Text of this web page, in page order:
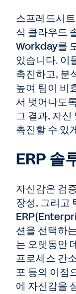
스프레드시
식 클라우드
Workday를
있습니다. 이
촉진하고, 분
높여 팀이 비
서 벗어나도
그 결과, 자
촉진할 수 있
ERP 솔
자신감은 검
장성, 그리고
션을 선택하
는 오랫동안
프로세스 간
포 등의 이점
에 자신감을